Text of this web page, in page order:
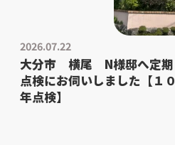
2026.07.22
大分市 横尾 N様邸へ定期
点検にお伺いしました【１０
年点検】